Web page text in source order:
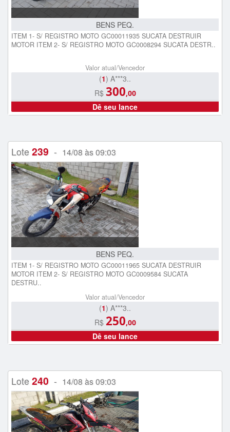
BENS PEQ.
ITEM 1- S/ REGISTRO MOTO GC00011935 SUCATA DESTRUIR
MOTOR ITEM 2- S/ REGISTRO MOTO GC0008294 SUCATA DESTR..
Valor atual/Vencedor
(1) A***3..
R$ 300,00
Dê seu lance
Lote 239 - 14/08 às 09:03
BENS PEQ.
ITEM 1- S/ REGISTRO MOTO GC00011965 SUCATA DESTRUIR
MOTOR ITEM 2- S/ REGISTRO MOTO GC0009584 SUCATA
DESTRU..
Valor atual/Vencedor
(1) A***3..
R$ 250,00
Dê seu lance
Lote 240 - 14/08 às 09:03